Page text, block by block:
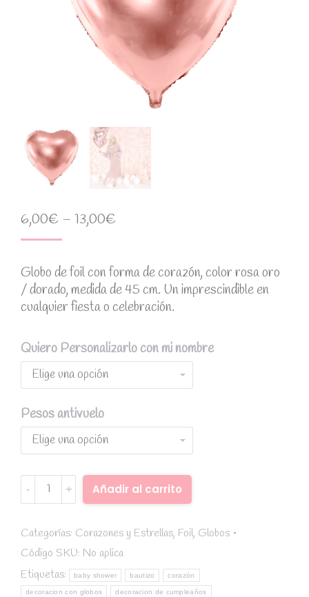
6,00€ – 13,00€
Globo de foil con forma de corazón, color rosa oro
/ dorado, medida de 45 cm. Un imprescindible en
cualquier fiesta o celebración.
Quiero Personalizarlo con mi nombre
Pesos antivuelo
Globo
foil
rosa
oro
quantity
Añadir al carrito
Categorías: Corazones y Estrellas, Foil, Globos
Código SKU: No aplica
Etiquetas:
baby shower bautizo corazón
decoracion con globos decoracion de cumpleaños